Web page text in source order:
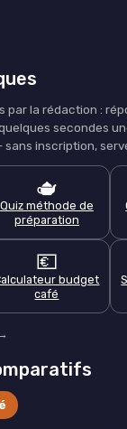
par la rédaction :
secondes
inscription,
🫖
Quiz méthode de
préparation
💶
budget
café